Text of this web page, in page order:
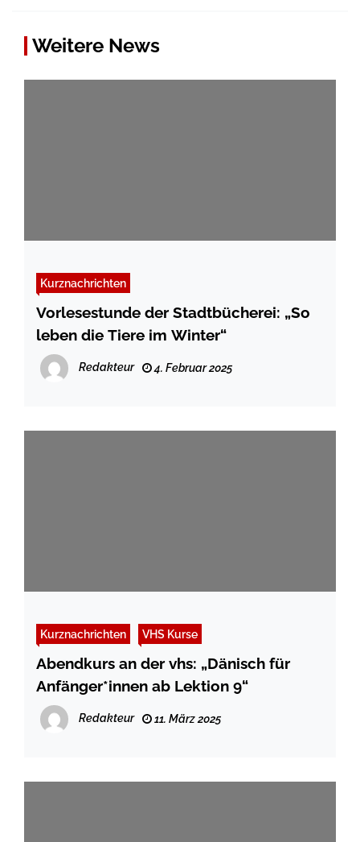
Weitere News
Kurznachrichten
Vorlesestunde der Stadtbücherei: „So
leben die Tiere im Winter“
Redakteur 4. Februar 2025
Kurznachrichten VHS Kurse
Abendkurs an der vhs: „Dänisch für
Anfänger*innen ab Lektion 9“
Redakteur 11. März 2025